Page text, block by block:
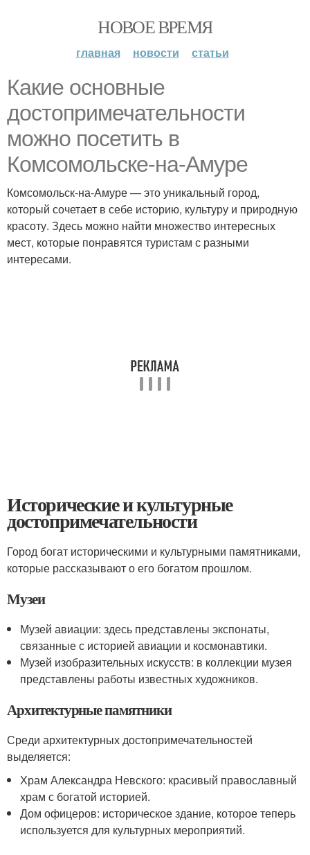
НОВОЕ ВРЕМЯ
главная новости статьи
Какие основные
достопримечательности
можно посетить в
Комсомольске-на-Амуре
Комсомольск-на-Амуре — это уникальный город,
который сочетает в себе историю, культуру и природную
красоту. Здесь можно найти множество интересных
мест, которые понравятся туристам с разными
интересами.
Исторические и культурные
достопримечательности
Город богат историческими и культурными памятниками,
которые рассказывают о его богатом прошлом.
Музеи
Музей авиации: здесь представлены экспонаты,
связанные с историей авиации и космонавтики.
Музей изобразительных искусств: в коллекции музея
представлены работы известных художников.
Архитектурные памятники
Среди архитектурных достопримечательностей
выделяется:
Храм Александра Невского: красивый православный
храм с богатой историей.
Дом офицеров: историческое здание, которое теперь
используется для культурных мероприятий.